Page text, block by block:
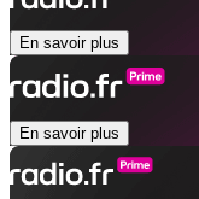
En savoir plus
En savoir plus